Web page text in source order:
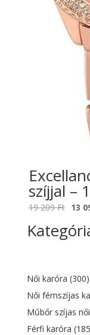
szíjjal –
19 209Ft
was:
13
Női karóra (300)
Női fémszíjas
Műbőr szíjas
Férfi karóra